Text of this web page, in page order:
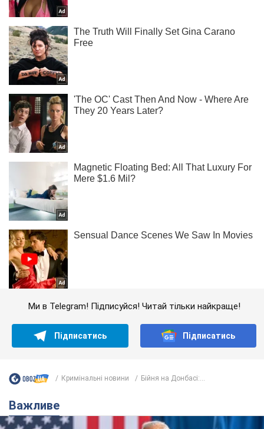
Ми в Telegram! Підписуйся! Читай тільки найкраще!
Підписатись Підписатись
Кримінальні новини Бійня на Донбасі:...
Важливе